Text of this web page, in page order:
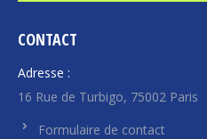
CONTACT
Adresse :
16 Rue de Turbigo, 75002 Paris
Formulaire de contact